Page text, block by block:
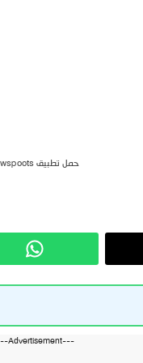
حمل تطبيق newspoots
---Advertisement---